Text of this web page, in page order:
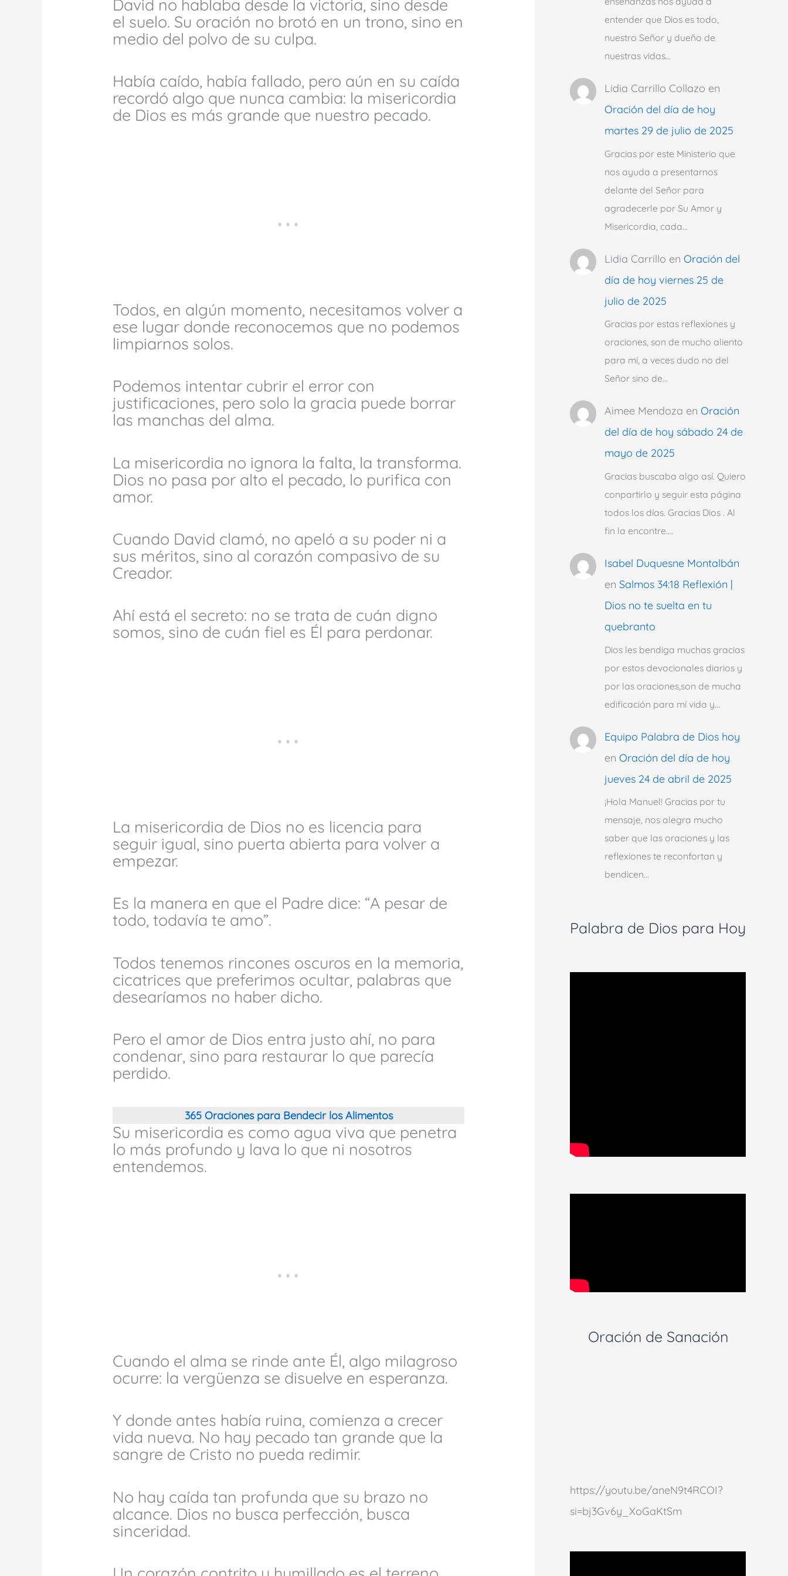
David no hablaba desde la victoria, sino desde
el suelo. Su oración no brotó en un trono, sino en
medio del polvo de su culpa.
Había caído, había fallado, pero aún en su caída
recordó algo que nunca cambia: la misericordia
de Dios es más grande que nuestro pecado.
Todos, en algún momento, necesitamos volver a
ese lugar donde reconocemos que no podemos
limpiarnos solos.
Podemos intentar cubrir el error con
justificaciones, pero solo la gracia puede borrar
las manchas del alma.
La misericordia no ignora la falta, la transforma.
Dios no pasa por alto el pecado, lo purifica con
amor.
Cuando David clamó, no apeló a su poder ni a
sus méritos, sino al corazón compasivo de su
Creador.
Ahí está el secreto: no se trata de cuán digno
somos, sino de cuán fiel es Él para perdonar.
La misericordia de Dios no es licencia para
seguir igual, sino puerta abierta para volver a
empezar.
Es la manera en que el Padre dice: “A pesar de
todo, todavía te amo”.
Todos tenemos rincones oscuros en la memoria,
cicatrices que preferimos ocultar, palabras que
desearíamos no haber dicho.
Pero el amor de Dios entra justo ahí, no para
condenar, sino para restaurar lo que parecía
perdido.
365 Oraciones para Bendecir los Alimentos
Su misericordia es como agua viva que penetra
lo más profundo y lava lo que ni nosotros
entendemos.
Cuando el alma se rinde ante Él, algo milagroso
ocurre: la vergüenza se disuelve en esperanza.
Y donde antes había ruina, comienza a crecer
vida nueva. No hay pecado tan grande que la
sangre de Cristo no pueda redimir.
No hay caída tan profunda que su brazo no
alcance. Dios no busca perfección, busca
sinceridad.
entender que Dios es todo,
nuestro Señor y dueño de
nuestras vidas…
Lidia Carrillo Collazo en
Oración del día de hoy
martes 29 de julio de 2025
Gracias por este Ministerio que
nos ayuda a presentarnos
delante del Señor para
agradecerle por Su Amor y
Misericordia, cada…
Lidia Carrillo en Oración del
día de hoy viernes 25 de
julio de 2025
Gracias por estas reflexiones y
oraciones, son de mucho aliento
para mí, a veces dudo no del
Señor sino de…
Aimee Mendoza en Oración
del día de hoy sábado 24 de
mayo de 2025
Gracias buscaba algo así. Quiero
conpartirlo y seguir esta página
todos los días. Gracias Dios . Al
fin la encontre.…
Isabel Duquesne Montalbán
en Salmos 34:18 Reflexión |
Dios no te suelta en tu
quebranto
Dios les bendiga muchas gracias
por estos devocionales diarios y
por las oraciones,son de mucha
edificación para mí vida y…
Equipo Palabra de Dios hoy
en Oración del día de hoy
jueves 24 de abril de 2025
¡Hola Manuel! Gracias por tu
mensaje, nos alegra mucho
saber que las oraciones y las
reflexiones te reconfortan y
bendicen…
Palabra de Dios para Hoy
Oración de Sanación
https://youtu.be/aneN9t4RCOI?
si=bj3Gv6y_XoGaKtSm